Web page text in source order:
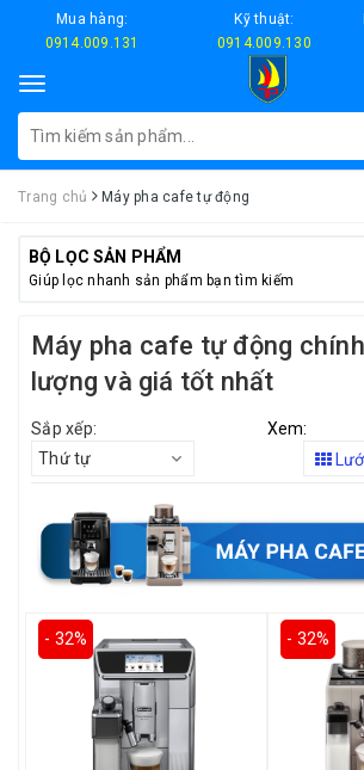
Mua hàng:
0914.009.131
Kỹ thuật:
0914.009.130
Toggle
navigation
Trang chủ Máy pha cafe tự động
BỘ LỌC SẢN PHẨM
Giúp lọc nhanh sản phẩm bạn tìm kiếm
Máy pha cafe tự động
lượng và giá tốt nhất
Sắp xếp:
Thứ tự
Xem:
- 32% - 32%